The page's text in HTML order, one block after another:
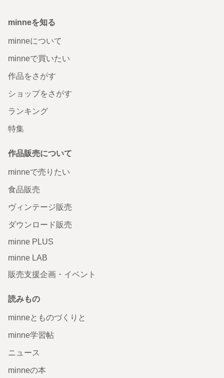
minneを知る
minneについて
minneで買いたい
作品をさがす
ショップをさがす
ランキング
特集
作品販売について
minneで売りたい
食品販売
ヴィンテージ販売
ダウンロード販売
minne PLUS
minne LAB
販売支援企画・イベント
読みもの
minneとものづくりと
minne学習帖
ニュース
minneの本